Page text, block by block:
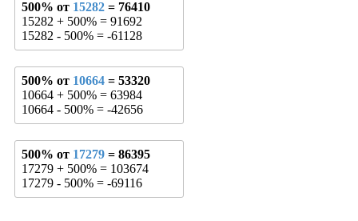
500% от 15282 = 76410
15282 + 500% = 91692
15282 - 500% = -61128
500% от 10664 = 53320
10664 + 500% = 63984
10664 - 500% = -42656
500% от 17279 = 86395
17279 + 500% = 103674
17279 - 500% = -69116